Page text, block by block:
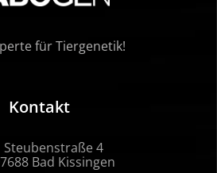
für Tiergenetik!
Kontakt
Steubenstraße 4
Bad Kissingen